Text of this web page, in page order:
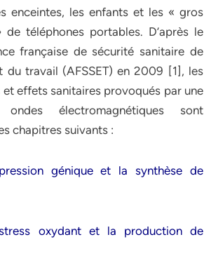
enceintes, les enfants et les « gros
de téléphones portables. D’après le
française de sécurité sanitaire de
du travail (AFSSET) en 2009 [1], les
effets sanitaires provoqués par une
électromagnétiques sont
chapitres suivants :
génique et la synthèse de
oxydant et la production de